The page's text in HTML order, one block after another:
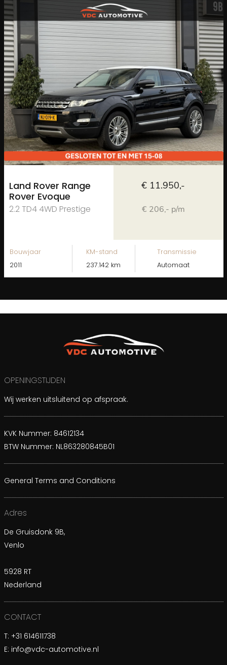
Land Rover Range
Rover Evoque
2.2 TD4 4WD Prestige
€ 11.950,-
€ 206,- p/m
Bouwjaar
2011
KM-stand
237.142 km
Transmissie
Automaat
OPENINGSTIJDEN
Wij werken uitsluitend op afspraak.
KVK Nummer: 84612134
BTW Nummer: NL863280845B01
General Terms and Conditions
Adres
De Gruisdonk 9B,
Venlo
5928 RT
Nederland
CONTACT
T: +31 614611738
E: info@vdc-automotive.nl